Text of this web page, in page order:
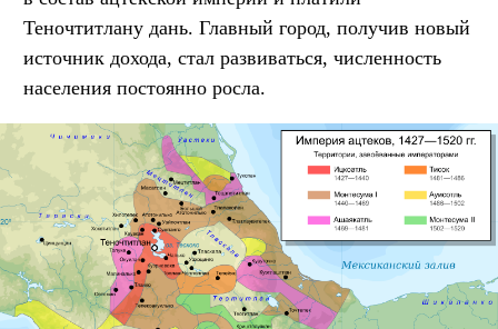
Теночтитлану дань. Главный город, получив новый
источник дохода, стал развиваться, численность
населения постоянно росла.